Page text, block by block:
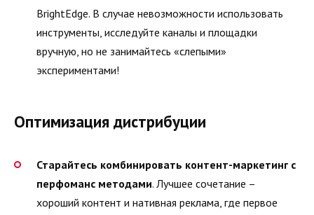
BrightEdge. В случае невозможности использовать
инструменты, исследуйте каналы и площадки
вручную, но не занимайтесь «слепыми»
экспериментами!
Оптимизация дистрибуции
Старайтесь комбинировать контент-маркетинг с
перфоманс методами. Лучшее сочетание –
хороший контент и нативная реклама, где первое